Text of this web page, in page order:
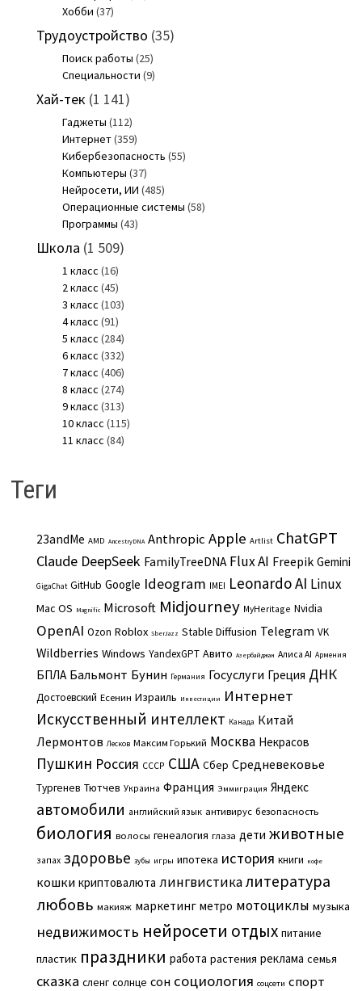
Хобби (37)
Трудоустройство (35)
Поиск работы (25)
Специальности (9)
Хай-тек (1 141)
Гаджеты (112)
Интернет(359)
Кибербезопасность (55)
Компьютеры (37)
Нейросети, ИИ (485)
Операционные системы (58)
Программы (43)
Школа (1 509)
1 класс (16)
2 класс (45)
3 класс (103)
4 класс (91)
5 класс (284)
6 класс (332)
7 класс (406)
8 класс (274)
9 класс (313)
10 класс (115)
11 класс (84)
Теги
23andMe AMD AncestryDNA Anthropic Apple Artlist ChatGPT
Claude DeepSeek FamilyTreeDNA Flux AI Freepik Gemini
GigaChat GitHub Google Ideogram IMEI Leonardo AI Linux
Mac OS Magnific Microsoft Midjourney MyHeritage Nvidia
OpenAI Ozon Roblox SberJazz Stable Diffusion Telegram VK
Wildberries Windows YandexGPT Авито Азербайджан Алиса AI Армения
БПЛА Бальмонт Бунин Германия Госуслуги Греция ДНК
Достоевский Есенин Израиль Инвестиции Интернет
Искусственный интеллект Канада Китай
Лермонтов Лесков Максим Горький Москва Некрасов
Пушкин Россия СССР США Сбер Средневековье
Тургенев Тютчев Украина Франция Эммиграция Яндекс
автомобили английский язык антивирус безопасность
биология волосы генеалогия глаза дети животные
запах здоровье зубы игры ипотека история книги кофе
кошки криптовалюта лингвистикалитература
любовь макияж маркетинг метро мотоциклы музыка
недвижимость нейросети отдых питание
пластик праздники работа растения реклама семья
сказка сленг солнце сон социология соцсети спорт